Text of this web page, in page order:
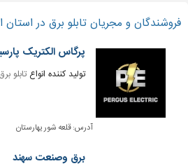
فروشندگان و مجریان تابلو برق در استان
پرگاس الکتریک
تولید کننده انواعتابلو برق
آدرس:قلعه شور یهارستان
برق وصنعت سهند